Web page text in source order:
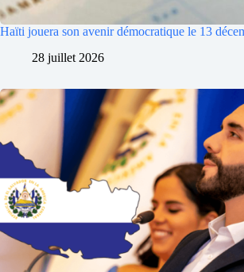
Haïti jouera son avenir démocratique le 13
28 juillet 2026